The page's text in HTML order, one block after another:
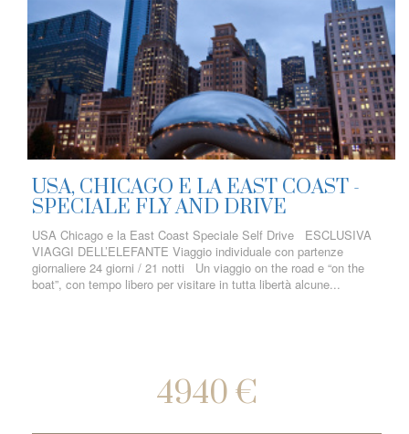
USA, CHICAGO E LA EAST COAST -
SPECIALE FLY AND DRIVE
USA Chicago e la East Coast Speciale Self Drive ESCLUSIVA
VIAGGI DELL’ELEFANTE Viaggio individuale con partenze
giornaliere 24 giorni / 21 notti Un viaggio on the road e “on the
boat”, con tempo libero per visitare in tutta libertà alcune...
4940 €